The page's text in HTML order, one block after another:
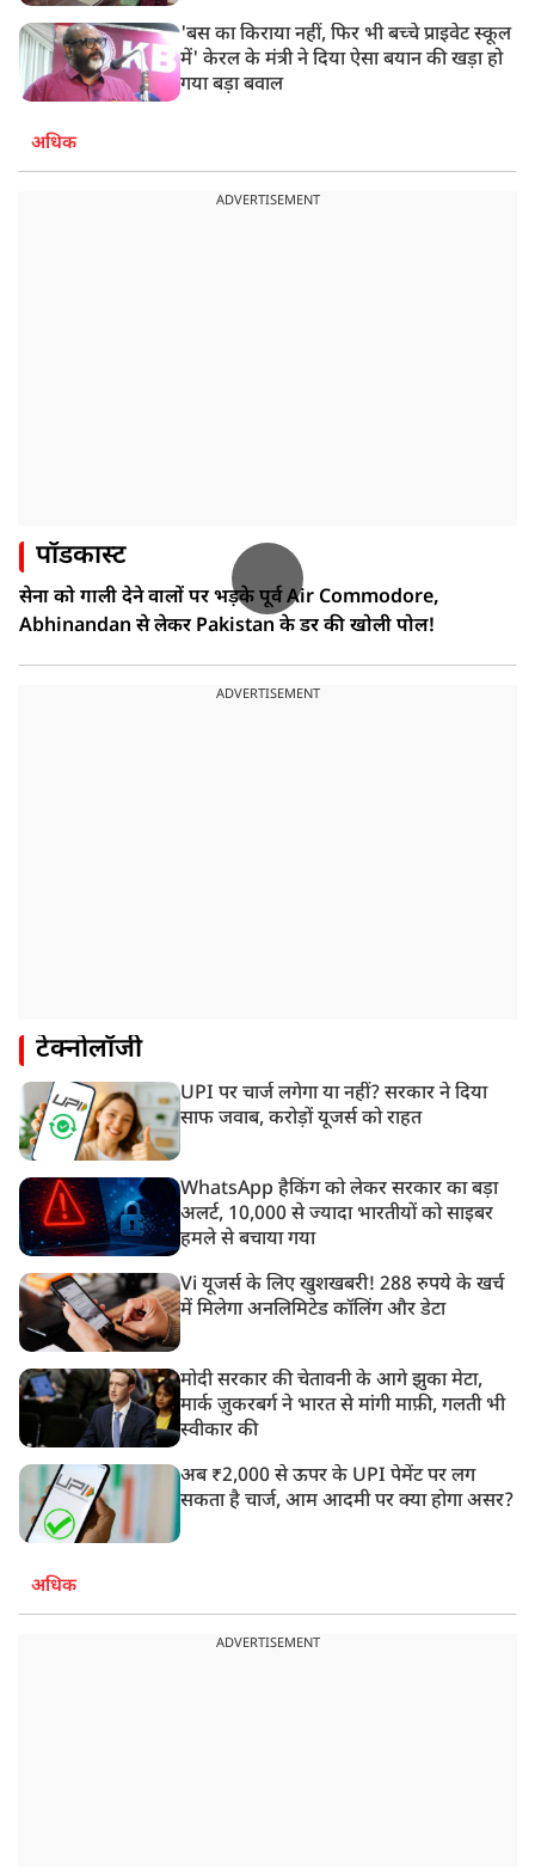
'बस का किराया नहीं, फिर भी बच्चे प्राइवेट स्कूल
में' केरल के मंत्री ने दिया ऐसा बयान की खड़ा हो
गया बड़ा बवाल
अधिक
ADVERTISEMENT
पॉडकास्ट
सेना को गाली देने वालों पर भड़के पूर्व Air Commodore,
Abhinandan से लेकर Pakistan के डर की खोली पोल!
ADVERTISEMENT
टेक्नोलॉजी
UPI पर चार्ज लगेगा या नहीं? सरकार ने दिया
साफ जवाब, करोड़ों यूजर्स को राहत
WhatsApp हैकिंग को लेकर सरकार का बड़ा
अलर्ट, 10,000 से ज्यादा भारतीयों को साइबर
हमले से बचाया गया
Vi यूजर्स के लिए खुशखबरी! 288 रुपये के खर्च
में मिलेगा अनलिमिटेड कॉलिंग और डेटा
मोदी सरकार की चेतावनी के आगे झुका मेटा,
मार्क ज़ुकरबर्ग ने भारत से मांगी माफ़ी, गलती भी
स्वीकार की
अब ₹2,000 से ऊपर के UPI पेमेंट पर लग
सकता है चार्ज, आम आदमी पर क्या होगा असर?
अधिक
ADVERTISEMENT